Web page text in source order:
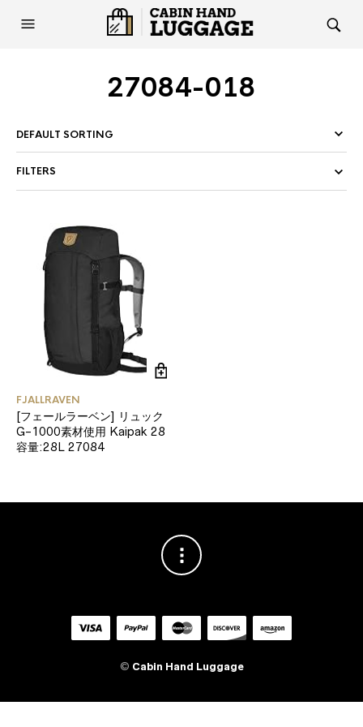
27084-018
FILTERS
FJALLRAVEN
[フェールラーベン] リュック
G-1000素材使用 Kaipak 28
容量:28L 27084
© Cabin Hand Luggage